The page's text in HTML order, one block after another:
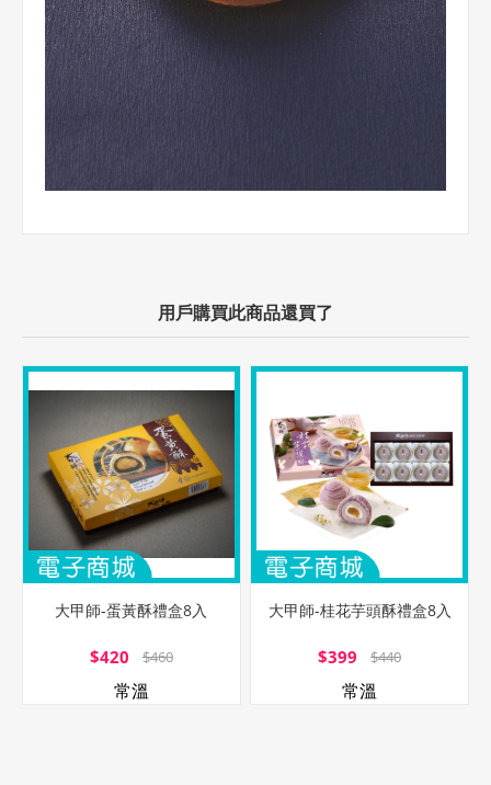
用戶購買此商品還買了
大甲師-蛋黃酥禮盒8入
$420 $460
常溫
大甲師-桂花芋頭酥禮盒8入
$399 $440
常溫